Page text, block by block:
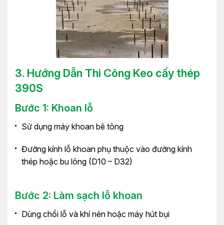
3. Hướng Dẫn Thi Công Keo cấy thép
390S
Bước 1: Khoan lỗ
Sử dụng máy khoan bê tông
Đường kính lỗ khoan phụ thuộc vào đường kính
thép hoặc bu lông (D10 – D32)
Bước 2: Làm sạch lỗ khoan
Dùng chổi lỗ và khí nén hoặc máy hút bụi